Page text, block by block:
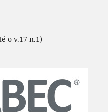
o v.17 n.1)